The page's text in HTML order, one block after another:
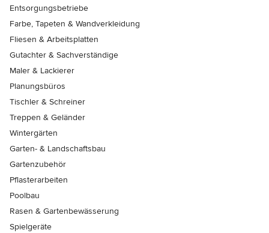
Entsorgungsbetriebe
Farbe, Tapeten & Wandverkleidung
Fliesen & Arbeitsplatten
Gutachter & Sachverständige
Maler & Lackierer
Planungsbüros
Tischler & Schreiner
Treppen & Geländer
Wintergärten
Garten- & Landschaftsbau
Gartenzubehör
Pflasterarbeiten
Poolbau
Rasen & Gartenbewässerung
Spielgeräte